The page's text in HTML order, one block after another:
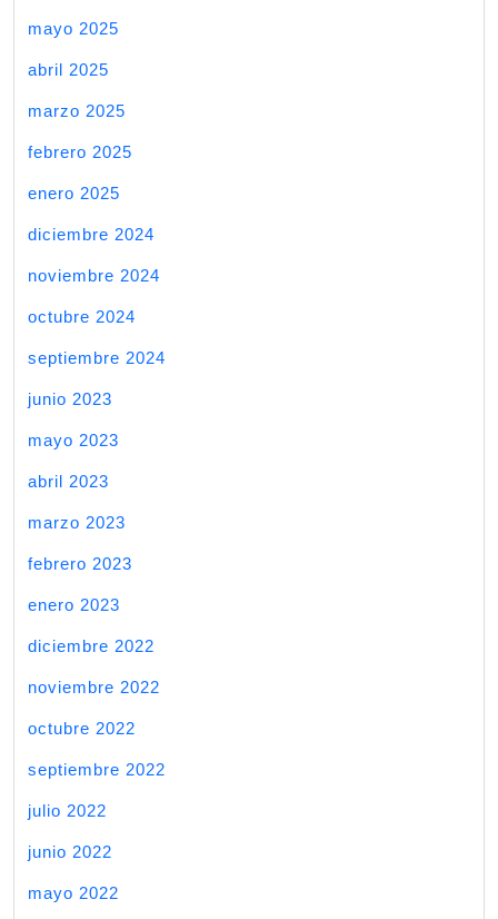
mayo 2025
abril 2025
marzo 2025
febrero 2025
enero 2025
diciembre 2024
noviembre 2024
octubre 2024
septiembre 2024
junio 2023
mayo 2023
abril 2023
marzo 2023
febrero 2023
enero 2023
diciembre 2022
noviembre 2022
octubre 2022
septiembre 2022
julio 2022
junio 2022
mayo 2022